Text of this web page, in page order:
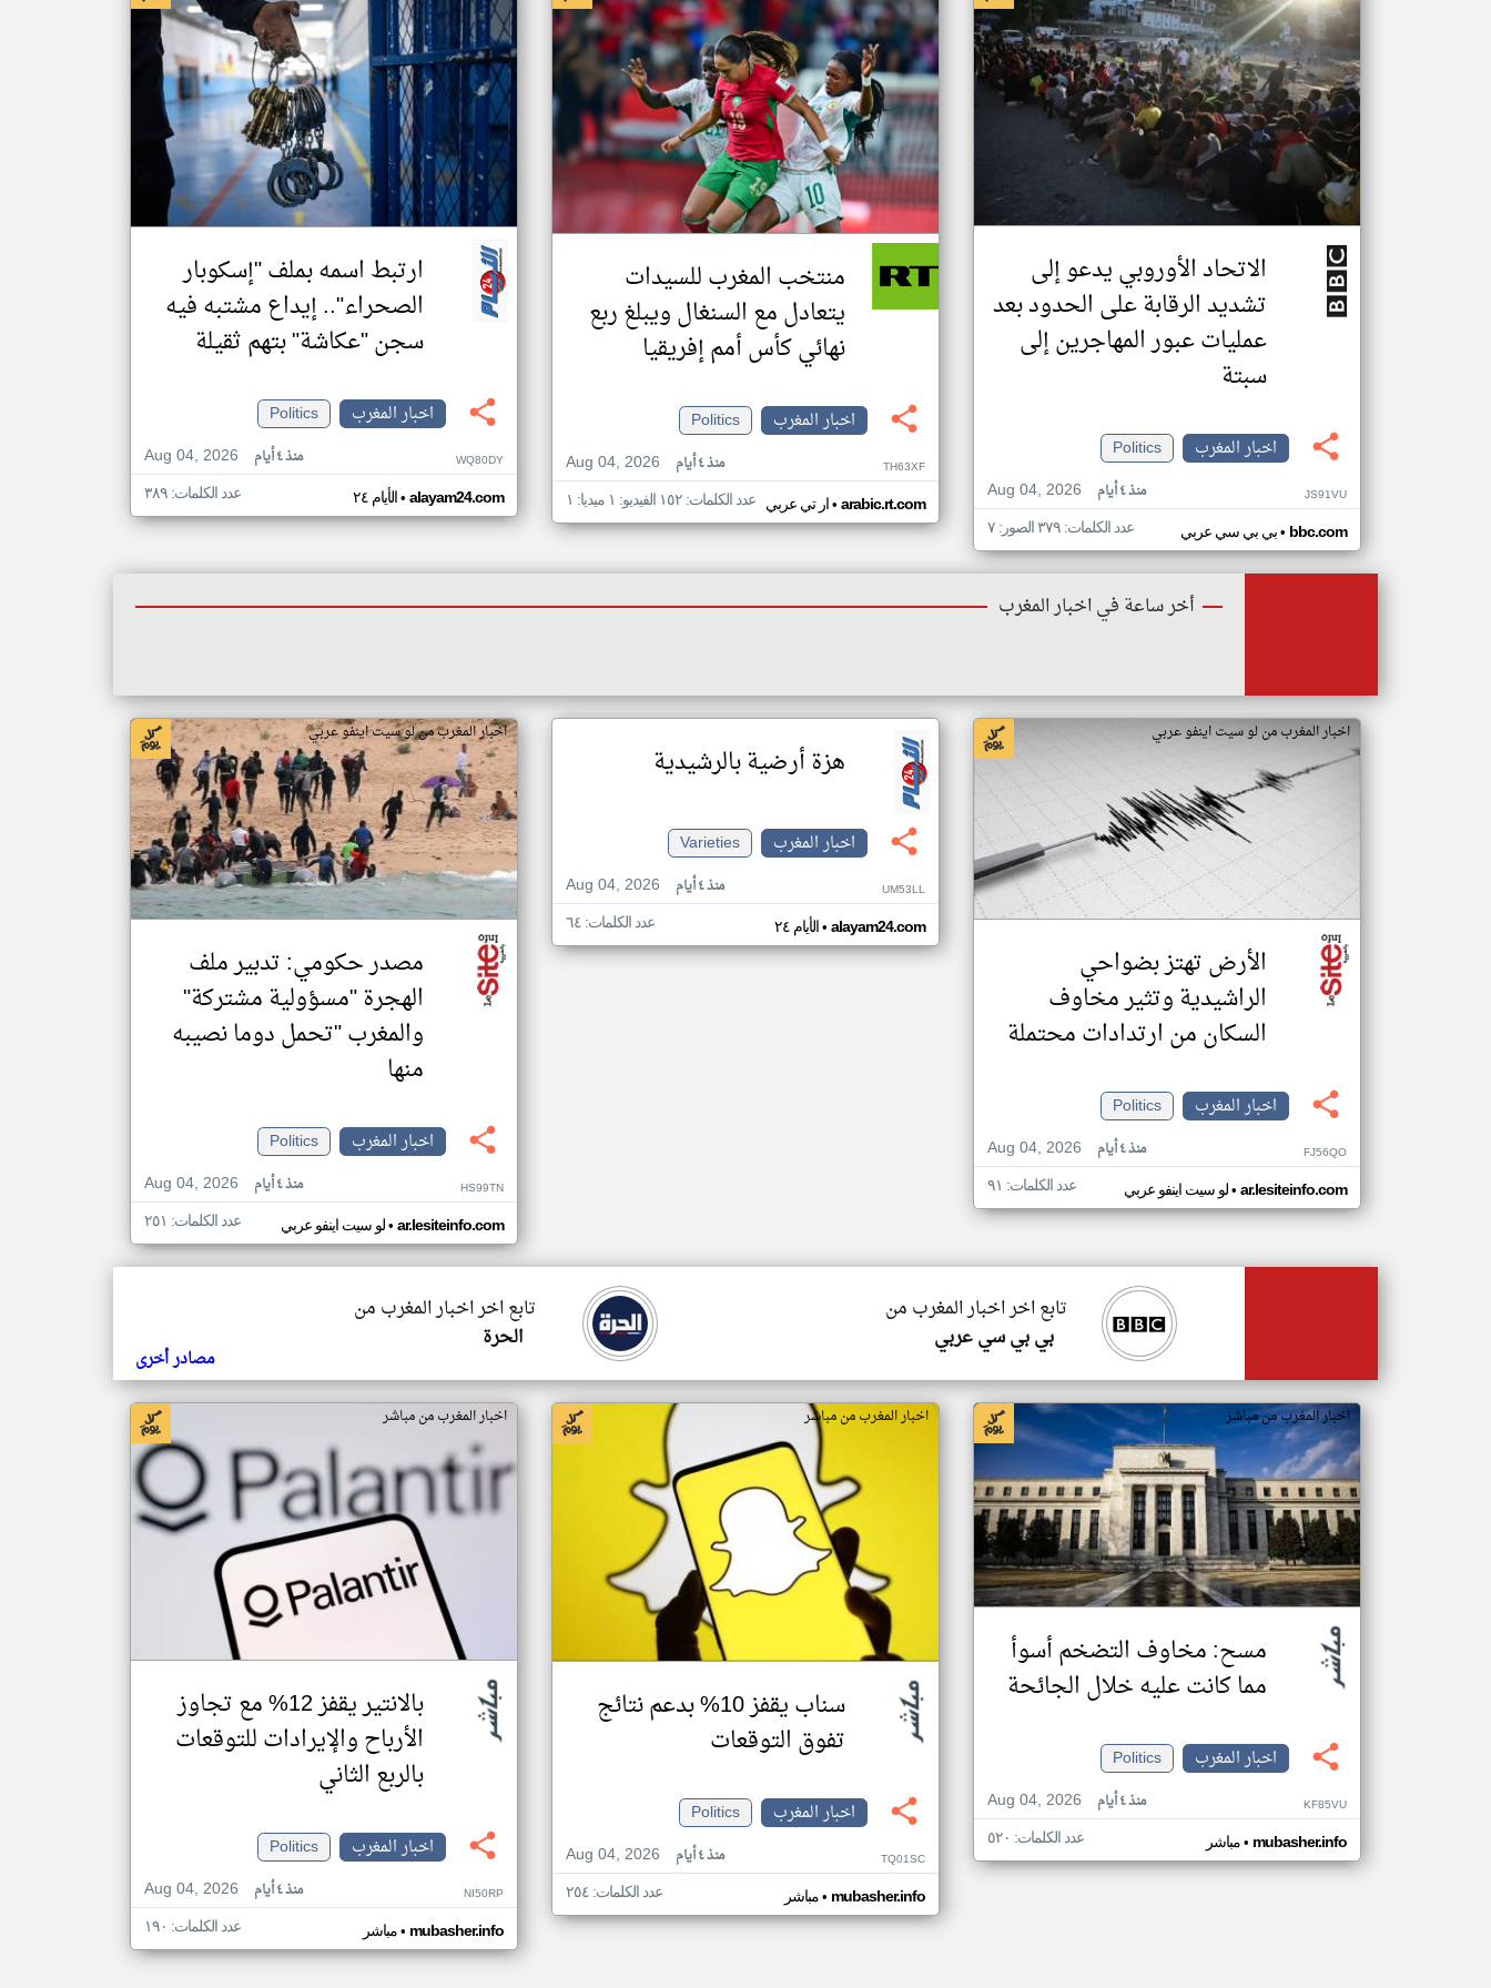
الاتحاد الأوروبي يدعو إلى
تشديد الرقابة على الحدود بعد
عمليات عبور المهاجرين إلى
سبتة
اخبار المغرب
Politics
Aug 04, 2026
منذ ٤ أيام JS91VU
بي بي سي عربي• bbc.com عدد الكلمات: ٣٧٩ الصور: ٧
منتخب المغرب للسيدات
يتعادل مع السنغال ويبلغ ربع
نهائي كأس أمم إفريقيا
اخبار المغرب
Politics
Aug 04, 2026
منذ ٤ أيام TH63XF
ار تي عربي• arabic.rt.com عدد الكلمات: ١٥٢ الفيديو: ١ ميديا: ١
ارتبط اسمه بملف "إسكوبار
الصحراء".. إيداع مشتبه فيه
سجن "عكاشة" بتهم ثقيلة
اخبار المغرب
Politics
Aug 04, 2026
منذ ٤ أيام WQ80DY
الأيام ٢٤• alayam24.com عدد الكلمات: ٣٨٩
أخر ساعة في اخبار المغرب
اخبار المغرب من لو سيت اينفو عربي
الأرض تهتز بضواحي
الراشيدية وتثير مخاوف
السكان من ارتدادات محتملة
اخبار المغرب
Politics
Aug 04, 2026
منذ ٤ أيام FJ56QO
لو سيت اينفو عربي• ar.lesiteinfo.com عدد الكلمات: ٩١
هزة أرضية بالرشيدية
اخبار المغرب
Varieties
Aug 04, 2026
منذ ٤ أيام UM53LL
الأيام ٢٤• alayam24.com عدد الكلمات: ٦٤
اخبار المغرب من لو سيت اينفو عربي
مصدر حكومي: تدبير ملف
الهجرة "مسؤولية مشتركة"
والمغرب "تحمل دوما نصيبه
منها
اخبار المغرب
Politics
Aug 04, 2026
منذ ٤ أيام HS99TN
لو سيت اينفو عربي• ar.lesiteinfo.com عدد الكلمات: ٢٥١
تابع اخر اخبار المغرب من
الحرة
تابع اخر اخبار المغرب من
بي بي سي عربي
مصادر أخرى
اخبار المغرب من مباشر
مسح: مخاوف التضخم أسوأ
مما كانت عليه خلال الجائحة
اخبار المغرب
Politics
Aug 04, 2026
منذ ٤ أيام KF85VU
مباشر• mubasher.info عدد الكلمات: ٥٢٠
اخبار المغرب من مباشر
سناب يقفز 10% بدعم نتائج
تفوق التوقعات
اخبار المغرب
Politics
Aug 04, 2026
منذ ٤ أيام TQ01SC
مباشر• mubasher.info عدد الكلمات: ٢٥٤
اخبار المغرب من مباشر
بالانتير يقفز 12% مع تجاوز
الأرباح والإيرادات للتوقعات
بالربع الثاني
اخبار المغرب
Politics
Aug 04, 2026
منذ ٤ أيام NI50RP
مباشر• mubasher.info عدد الكلمات: ١٩٠